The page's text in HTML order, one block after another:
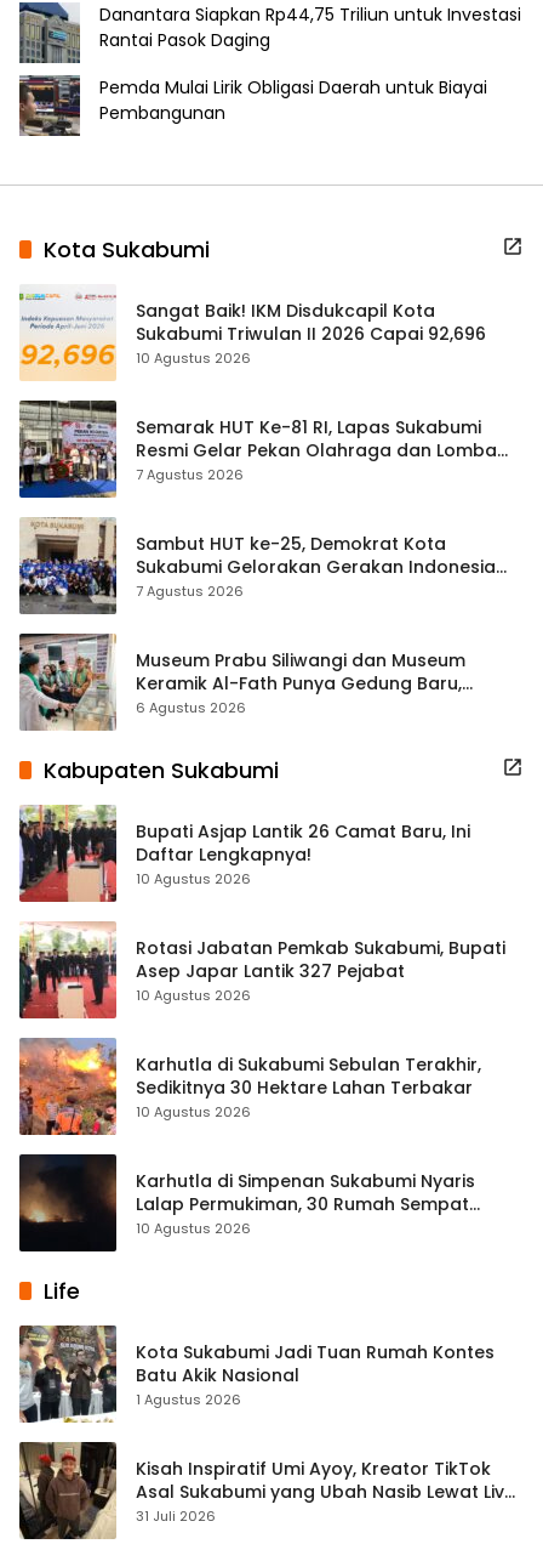
Danantara Siapkan Rp44,75 Triliun untuk Investasi
Rantai Pasok Daging
Pemda Mulai Lirik Obligasi Daerah untuk Biayai
Pembangunan
Kota Sukabumi
Sangat Baik! IKM Disdukcapil Kota
Sukabumi Triwulan II 2026 Capai 92,696
10 Agustus 2026
Semarak HUT Ke-81 RI, Lapas Sukabumi
Resmi Gelar Pekan Olahraga dan Lomba
Tradisional
7 Agustus 2026
Sambut HUT ke-25, Demokrat Kota
Sukabumi Gelorakan Gerakan Indonesia
ASRI Lewat Aksi Bersih Masjid Agung
7 Agustus 2026
Museum Prabu Siliwangi dan Museum
Keramik Al-Fath Punya Gedung Baru,
Hampir 500 Koleksi Dipisahkan
6 Agustus 2026
Kabupaten Sukabumi
Bupati Asjap Lantik 26 Camat Baru, Ini
Daftar Lengkapnya!
10 Agustus 2026
Rotasi Jabatan Pemkab Sukabumi, Bupati
Asep Japar Lantik 327 Pejabat
10 Agustus 2026
Karhutla di Sukabumi Sebulan Terakhir,
Sedikitnya 30 Hektare Lahan Terbakar
10 Agustus 2026
Karhutla di Simpenan Sukabumi Nyaris
Lalap Permukiman, 30 Rumah Sempat
Terancam
10 Agustus 2026
Life
Kota Sukabumi Jadi Tuan Rumah Kontes
Batu Akik Nasional
1 Agustus 2026
Kisah Inspiratif Umi Ayoy, Kreator TikTok
Asal Sukabumi yang Ubah Nasib Lewat Live
Streaming
31 Juli 2026